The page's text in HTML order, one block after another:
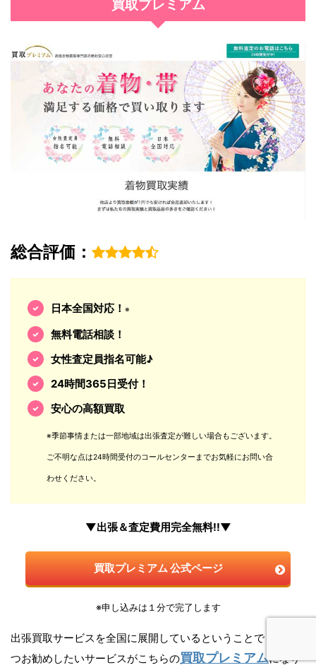
買取プレミアム
総合評価：
日本全国対応！ ※
無料電話相談！
女性査定員指名可能♪
24時間365日受付！
安心の高額買取
※季節事情または一部地域は出張査定が難しい場合もございます。
ご不明な点は24時間受付のコールセンターまでお気軽にお問い合
わせください。
▼出張＆査定費用完全無料!!▼
買取プレミアム 公式ページ
※申し込みは１分で完了します
出張買取サービスを全国に展開しているということでもう一
つお勧めしたいサービスがこちらの買取プレミアムになり